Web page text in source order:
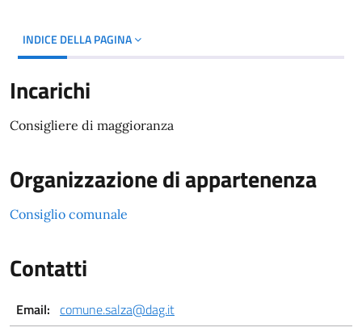
INDICE DELLA PAGINA
Incarichi
Consigliere di maggioranza
Organizzazione di appartenenza
Consiglio comunale
Contatti
Email: comune.salza@dag.it